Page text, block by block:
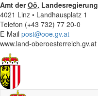
Amt derOö. Landesregierung
4021 Linz • Landhausplatz 1
Telefon (+43 732) 77 20-0
E-Mail post@ooe.gv.at
www.land-oberoesterreich.gv.at